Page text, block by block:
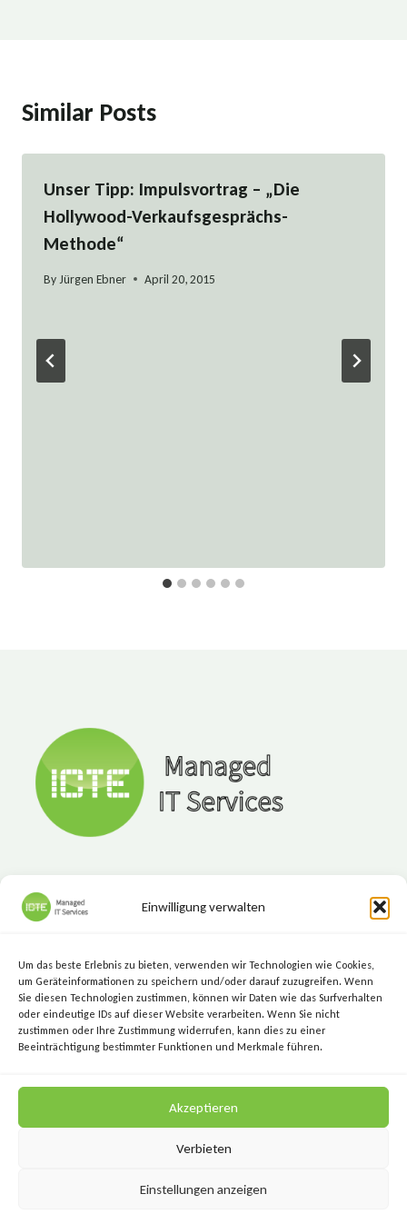
Einwilligung verwalten
Um das beste Erlebnis zu bieten, verwenden wir Technologien wie Cookies,
um Geräteinformationen zu speichern und/oder darauf zuzugreifen. Wenn
Sie diesen Technologien zustimmen, können wir Daten wie das Surfverhalten
oder eindeutige IDs auf dieser Website verarbeiten. Wenn Sie nicht
zustimmen oder Ihre Zustimmung widerrufen, kann dies zu einer
Beeinträchtigung bestimmter Funktionen und Merkmale führen.
Akzeptieren
Verbieten
Einstellungen anzeigen
Similar Posts
Unser Tipp: Impulsvortrag – „Die
Hollywood-Verkaufsgesprächs-
Methode“
ByJürgen Ebner April 20, 2015
Marktgasse 7, 8720 Knittelfeld
+43 (3512) 209 00
info@icte.biz
KEEP IT SIMPLE.